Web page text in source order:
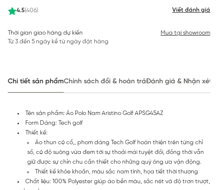
4.5(406) Viết đánh giá
Thời gian giao hàng dự kiến
Từ 3 đến 5 ngày kể từ ngày đặt hàng
Mua tại showroom
Chi tiết sản phẩmChính sách đổi & hoàn trảĐánh giá & Nhận xét
Tên sản phẩm: Áo Polo Nam Aristino Golf APSG45AZ
Form Dáng: Tech golf
Thiết kế:
Áo thun có cổ,, phom dáng Tech Golf hoàn thiện trên từng chỉ
số, có độ suông vừa đem tới sự thoải mái tuyệt đối, đồng thời vẫn
giữ được sự chỉn chu cần thiết cho những quý ông ưa vận động.
Thiết kế khỏe khoắn, màu sắc nam tính, họa tiết thời thượng
Chất liệu: 100% Polyester giúp áo bền màu, sắc nét và độ trơn trượt,